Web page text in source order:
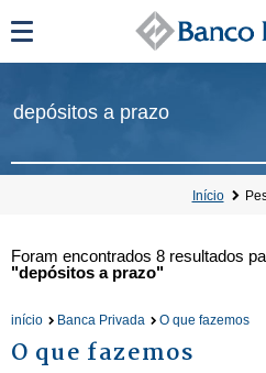
Início
Foram encontrados 8 resultados
"depósitos a prazo"
início Banca Privada O que fazemos
O que fazemos